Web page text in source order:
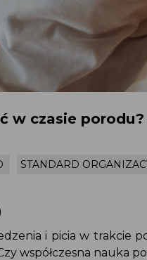
w czasie
STANDARD
i picia w trakcie
współczesna nauka